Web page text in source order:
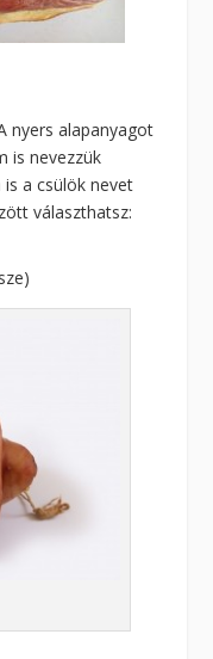
nyers alapanyagot
is nevezzük
is a csülök nevet
választhatsz: